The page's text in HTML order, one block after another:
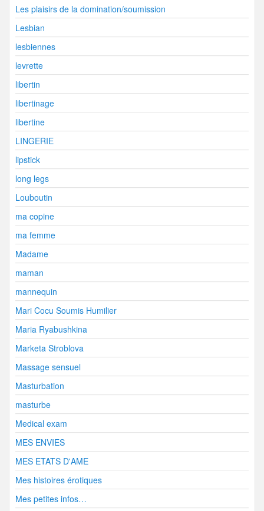
Les plaisirs de la domination/soumission
Lesbian
lesbiennes
levrette
libertin
libertinage
libertine
LINGERIE
lipstick
long legs
Louboutin
ma copine
ma femme
Madame
maman
mannequin
Mari Cocu Soumis Humilier
Maria Ryabushkina
Marketa Stroblova
Massage sensuel
Masturbation
masturbe
Medical exam
MES ENVIES
MES ETATS D'AME
Mes histoires érotiques
Mes petites infos…